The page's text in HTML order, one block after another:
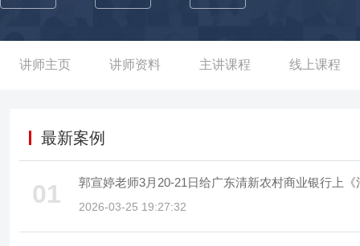
升、网点适老化服务能力提升等项目，获得企业内部高层领导的高
月便转为总行机关正式员工，次年调任到了分行机关从事服务管
时为省内提供年均150余次的《规避冲突0冲突》、《银行客户抱
销外拓活动和网格化营销的落地辅导，从中整理出一本落地性强
并提升了网点营销人员95%的促单率，也为银行提供了年均200余
巧》、《新员工服务规范与职业素养》等课程，持续为行内输出
讲师主页 讲师资料 主讲课程 线上课程
最新案例
01 郭宣婷老师3月20-21日给广东清新农村商业银行上
2026-03-25 19:27:32